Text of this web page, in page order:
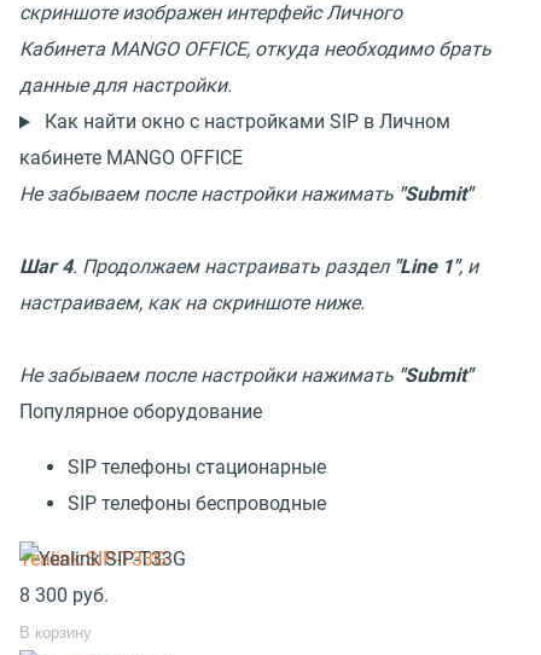
скриншоте изображен интерфейс Личного
Кабинета MANGO OFFICE, откуда необходимо брать
данные для настройки.
Как найти окно с настройками SIP в Личном
кабинете MANGO OFFICE
Не забываем после настройки нажимать "Submit"
Шаг 4. Продолжаем настраивать раздел "Line 1", и
настраиваем, как на скриншоте ниже.
Не забываем после настройки нажимать "Submit"
Популярное оборудование
SIP телефоны стационарные
SIP телефоны беспроводные
Yealink SIP-T33G
8 300 руб.
В корзину